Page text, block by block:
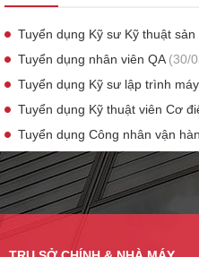
Tuyển dụng Kỹ sư Kỹ thuật sản
Tuyển dụng nhân viên QA (30/
Tuyển dụng Kỹ sư lập trình
Tuyển dụng Kỹ thuật viên Cơ
Tuyển dụng Công nhân vận